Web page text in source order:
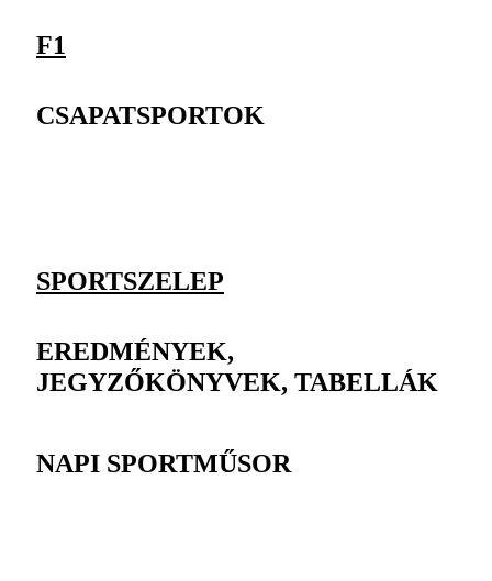
F1
CSAPATSPORTOK
SPORTSZELEP
EREDMÉNYEK,
JEGYZŐKÖNYVEK, TABELLÁK
NAPI SPORTMŰSOR